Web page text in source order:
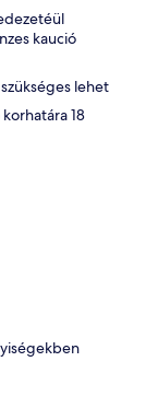
kaució
lehet
18